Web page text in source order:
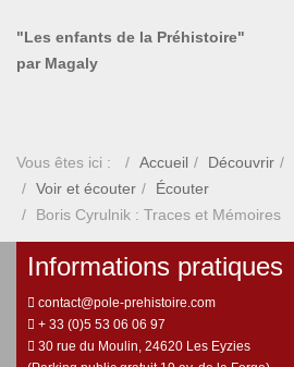
"Les enfants de la Préhistoire"
par Magaly
Vous êtes ici : Accueil Découvrir
Voir et écouter
Écouter
Boris Cyrulnik : Traces et Mémoires
Informations pratiques
contact@pole-prehistoire.com
+ 33 (0)5 53 06 06 97
30 rue du Moulin, 24620 Les Eyzies